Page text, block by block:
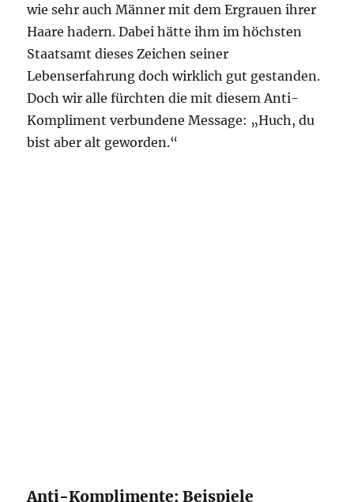
wie sehr auch Männer mit dem Ergrauen ihrer
Haare hadern. Dabei hätte ihm im höchsten
Staatsamt dieses Zeichen seiner
Lebenserfahrung doch wirklich gut gestanden.
Doch wir alle fürchten die mit diesem Anti-
Kompliment verbundene Message: „Huch, du
bist aber alt geworden.“
Anti-Komplimente: Beispiele